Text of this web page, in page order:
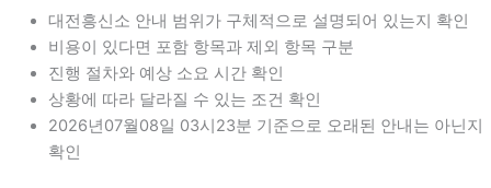
대전흥신소 안내 범위가 구체적으로 설명되어 있는지 확인
비용이 있다면 포함 항목과 제외 항목 구분
진행 절차와 예상 소요 시간 확인
상황에 따라 달라질 수 있는 조건 확인
2026년07월08일 03시23분 기준으로 오래된 안내는 아닌지
확인